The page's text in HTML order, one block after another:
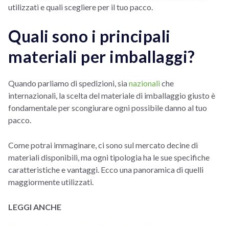
utilizzati e quali scegliere per il tuo pacco.
Quali sono i principali
materiali per imballaggi?
Quando parliamo di spedizioni, sianazionaliche
internazionali, la scelta del materiale di imballaggio giusto è
fondamentale per scongiurare ogni possibile danno al tuo
pacco.
Come potrai immaginare, ci sono sul mercato decine di
materiali disponibili, ma ogni tipologia ha le sue specifiche
caratteristiche e vantaggi. Ecco una panoramica di quelli
maggiormente utilizzati.
LEGGI ANCHE